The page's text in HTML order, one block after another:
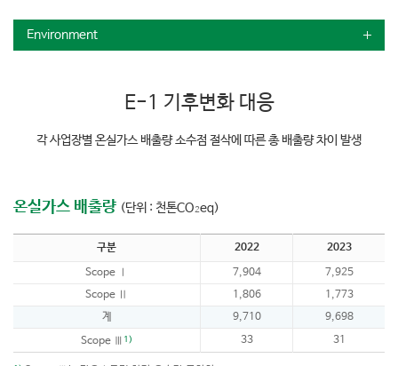
Environment
E-1 기후변화 대응
각 사업장별 온실가스 배출량 소수점 절삭에 따른 총 배출량 차이 발생
온실가스 배출량 (단위 : 천톤CO2eq)
구분 2022
2023
Scope Ⅰ
7,904
7,925
Scope Ⅱ
1,806
1,773
계
9,710
9,698
Scope Ⅲ
1) 33 31